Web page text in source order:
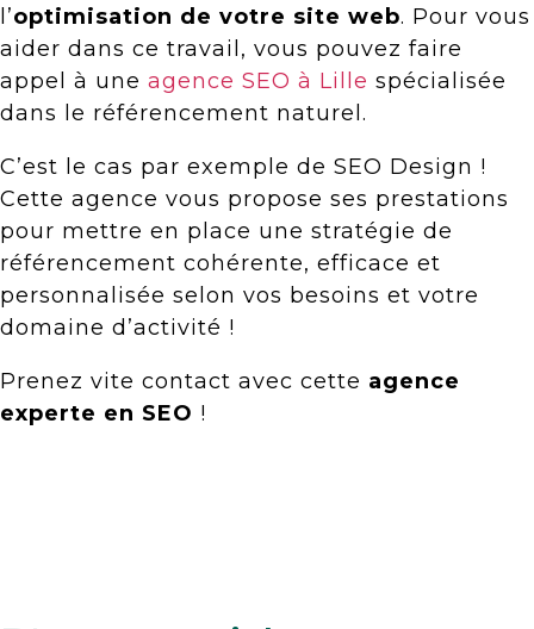
l’optimisation de votre site web. Pour vous
aider dans ce travail, vous pouvez faire
appel à une agence SEO à Lille spécialisée
dans le référencement naturel.
C’est le cas par exemple de SEO Design !
Cette agence vous propose ses prestations
pour mettre en place une stratégie de
référencement cohérente, efficace et
personnalisée selon vos besoins et votre
domaine d’activité !
Prenez vite contact avec cette agence
experte en SEO !